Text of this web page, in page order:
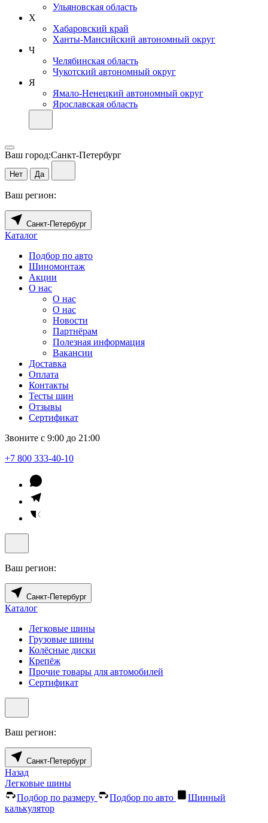
Ульяновская область
Х
Хабаровский край
Ханты-Мансийский автономный округ
Ч
Челябинская область
Чукотский автономный округ
Я
Ямало-Ненецкий автономный округ
Ярославская область
Ваш город:Санкт-Петербург
Нет Да
Ваш регион:
Санкт-Петербург
Каталог
Подбор по авто
Шиномонтаж
Акции
О нас
О нас
О нас
Новости
Партнёрам
Полезная информация
Вакансии
Доставка
Оплата
Контакты
Тесты шин
Отзывы
Сертификат
Звоните с 9:00 до 21:00
+7 800 333-40-10
Ваш регион:
Санкт-Петербург
Каталог
Легковые шины
Грузовые шины
Колёсные диски
Крепёж
Прочие товары для автомобилей
Сертификат
Ваш регион:
Санкт-Петербург
Назад
Легковые шины
Подбор по размеру
Подбор по авто
Шинный
калькулятор